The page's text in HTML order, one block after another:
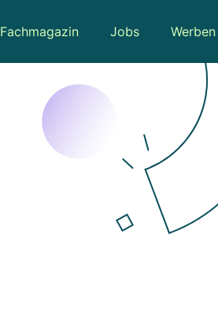
Fachmagazin Jobs Werben